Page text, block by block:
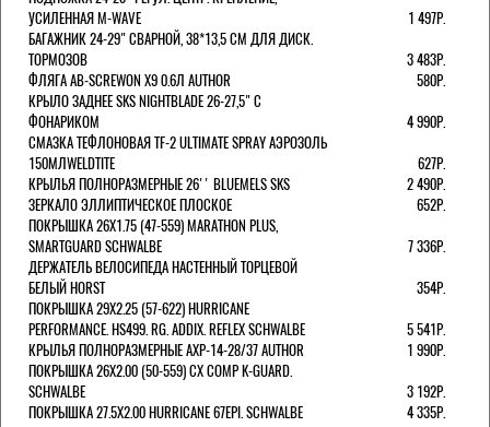
УСИЛЕННАЯ M-WAVE
1 497Р.
БАГАЖНИК 24-29" СВАРНОЙ, 38*13,5 СМ ДЛЯ ДИСК.
ТОРМОЗОВ
3 483Р.
ФЛЯГА AB-SCREWON X9 0.6Л AUTHOR
580Р.
КРЫЛО ЗАДНЕЕ SKS NIGHTBLADE 26-27,5" С
ФОНАРИКОМ
4 990Р.
СМАЗКА ТЕФЛОНОВАЯ TF-2 ULTIMATE SPRAY АЭРОЗОЛЬ
150МЛWELDTITE
627Р.
КРЫЛЬЯ ПОЛНОРАЗМЕРНЫЕ 26'' BLUEMELS SKS
2 490Р.
ЗЕРКАЛО ЭЛЛИПТИЧЕСКОЕ ПЛОСКОЕ
652Р.
ПОКРЫШКА 26X1.75 (47-559) MARATHON PLUS,
SMARTGUARD SCHWALBE
7 336Р.
ДЕРЖАТЕЛЬ ВЕЛОCИПЕДА НАСТЕННЫЙ ТОРЦЕВОЙ
БЕЛЫЙ HORST
354Р.
ПОКРЫШКА 29X2.25 (57-622) HURRICANE
PERFORMANCE. HS499. RG. ADDIX. REFLEX SCHWALBE
5 541Р.
КРЫЛЬЯ ПОЛНОРАЗМЕРНЫЕ AXP-14-28/37 AUTHOR
1 990Р.
ПОКРЫШКА 26X2.00 (50-559) CX COMP K-GUARD.
SCHWALBE
3 192Р.
ПОКРЫШКА 27.5X2.00 HURRICANE 67EPI. SCHWALBE
4 335Р.